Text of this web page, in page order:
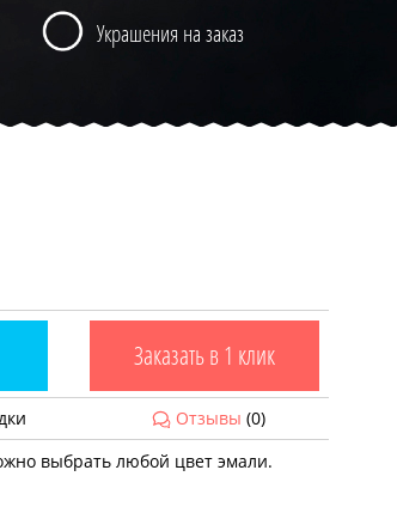
Украшения на заказ
Заказать в 1 клик
Отзывы (0)
выбрать любой цвет эмали.